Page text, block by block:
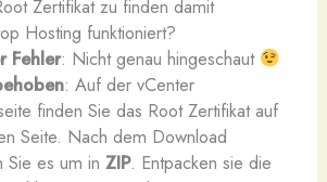
Zertifikat zu finden damit
Hosting funktioniert?
Fehler: Nicht genau hingeschaut
: Auf der vCenter
finden Sie das Root Zertifikat auf
Seite. Nach dem Download
Sie es um inZIP. Entpacken sie die